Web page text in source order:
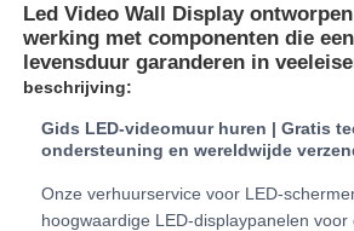
VR -show
Over Ons
Fabriekstour
Led Video Wall Display
werking met componenten die
levensduur garanderen in
beschrijving:
Gids LED-videomuur huren | Gratis
ondersteuning en wereldwijde
Onze verhuurservice voor LED-
hoogwaardige LED-displaypanelen voor